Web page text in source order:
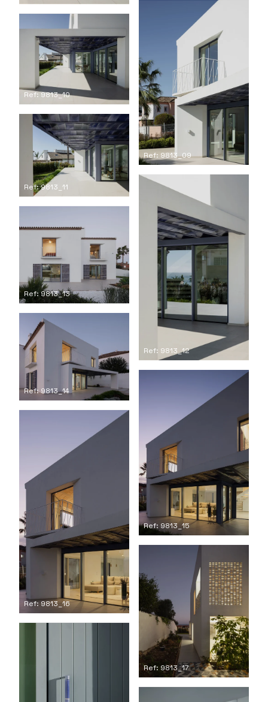
Ref: 9813_09
Ref: 9813_10
Ref: 9813_11
Ref: 9813_12
Ref: 9813_13
Ref: 9813_14
Ref: 9813_15
Ref: 9813_16
Ref: 9813_17